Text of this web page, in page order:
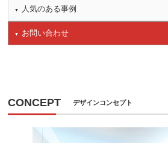
人気のある事例
お問い合わせ
CONCEPT デザインコンセプト